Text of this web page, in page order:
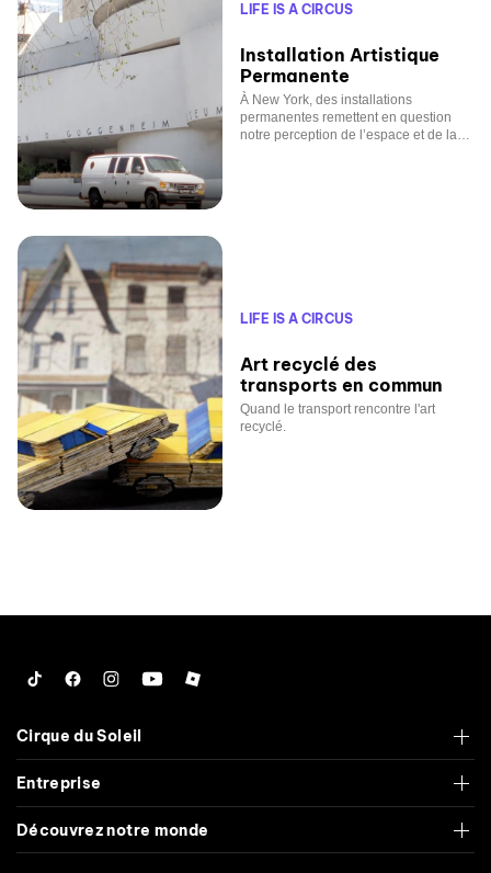
LIFE IS A CIRCUS
Installation Artistique
Permanente
À New York, des installations
permanentes remettent en question
notre perception de l’espace et de la
LIFE IS A CIRCUS
Art recyclé des
transports en commun
Quand le transport rencontre l'art
recyclé.
TiktokFacebook
Instagram
YouTubeRoblox
Cirque du Soleil
Entreprise
Découvrez notre monde